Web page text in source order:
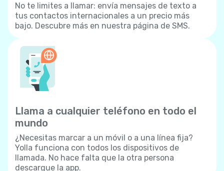
No te limites a llamar: envía mensajes de texto a
tus contactos internacionales a un precio más
bajo. Descubre más en nuestra página de SMS.
Llama a cualquier teléfono en todo el
mundo
¿Necesitas marcar a un móvil o a una línea fija?
Yolla funciona con todos los dispositivos de
llamada. No hace falta que la otra persona
descargue la app.